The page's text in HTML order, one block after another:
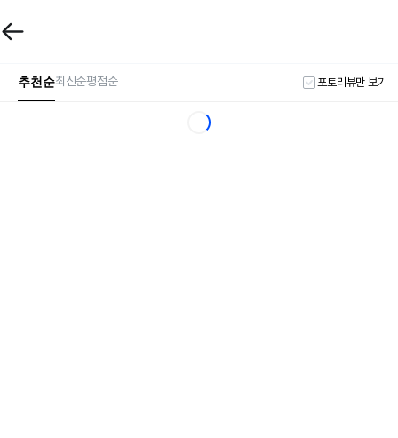
추천순최신순평점순 포토리뷰만 보기